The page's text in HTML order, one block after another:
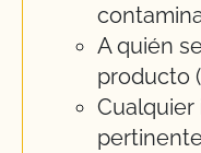
A quién
producto
Cualquier